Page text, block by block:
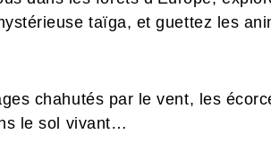
taïga, et guettez les
chahutés par le vent, les
le sol vivant…